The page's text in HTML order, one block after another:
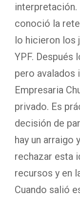
interpretación.
conoció la
lo hicieron los
YPF. Después
pero avalados
Empresaria
privado. Es
decisión de
hay un arraigo
rechazar esta
recursos y en
Cuando salió